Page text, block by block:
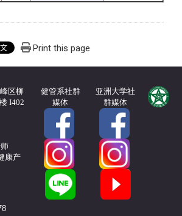
Print this page
区柳
I402
康产
健管系社群
媒体
亚洲大学社
群媒体